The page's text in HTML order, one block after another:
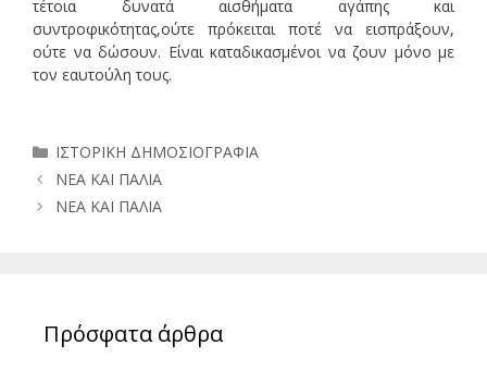
τέτοια δυνατά αισθήματα αγάπης και
συντροφικότητας,ούτε πρόκειται ποτέ να εισπράξουν,
ούτε να δώσουν. Είναι καταδικασμένοι να ζουν μόνο με
τον εαυτούλη τους.
Κατηγορίες
ΙΣΤΟΡΙΚΗ ΔΗΜΟΣΙΟΓΡΑΦΙΑ
ΝΕΑ ΚΑΙ ΠΑΛΙΑ
ΝΕΑ ΚΑΙ ΠΑΛΙΑ
Πρόσφατα άρθρα